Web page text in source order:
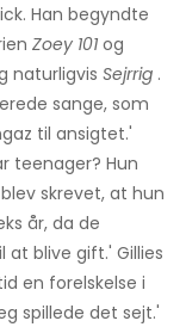
Han begyndte
Zoey 101 og
naturligvis Sejrrig .
sange, som
til ansigtet.'
teenager? Hun
skrevet, at hun
år, da de
blive gift.' Gillies
en forelskelse i
spillede det sejt.'